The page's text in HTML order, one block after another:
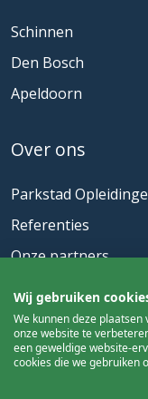
Schinnen
Den Bosch
Apeldoorn
Over ons
Parkstad
Referenties
Onze partners
Nieuwsbrief
Wij gebruiken
We kunnen deze
onze website te
een geweldige website-
cookies die we gebruiken